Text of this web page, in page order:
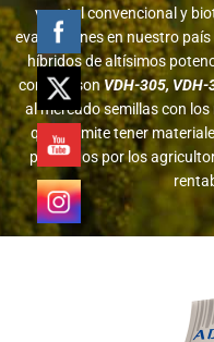
vegetal convencional y
evaluaciones en nuestro
híbridos de altísimos
como lo sonVDH-305, VDH-
al mercado semillas con
que permite tener
preferidos por los